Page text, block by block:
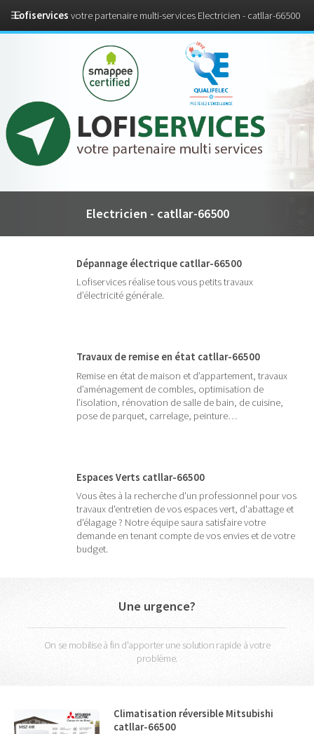
Electricien - catllar-66500
Dépannage électrique catllar-66500
Lofiservices réalise tous vous petits travaux
d’électricité générale.
Travaux de remise en état catllar-66500
Remise en état de maison et d’appartement, travaux
d’aménagement de combles, optimisation de
l’isolation, rénovation de salle de bain, de cuisine,
pose de parquet, carrelage, peinture…
Espaces Verts catllar-66500
Vous êtes à la recherche d'un professionnel pour vos
travaux d'entretien de vos espaces vert, d'abattage et
d'élagage ? Notre équipe saura satisfaire votre
demande en tenant compte de vos envies et de votre
budget.
Une urgence?
On se mobilise à fin d'apporter une solution rapide à votre
problème.
Climatisation réversible Mitsubishi
catllar-66500
Lofiservices votre partenaire multi-services Electricien - catllar-66500